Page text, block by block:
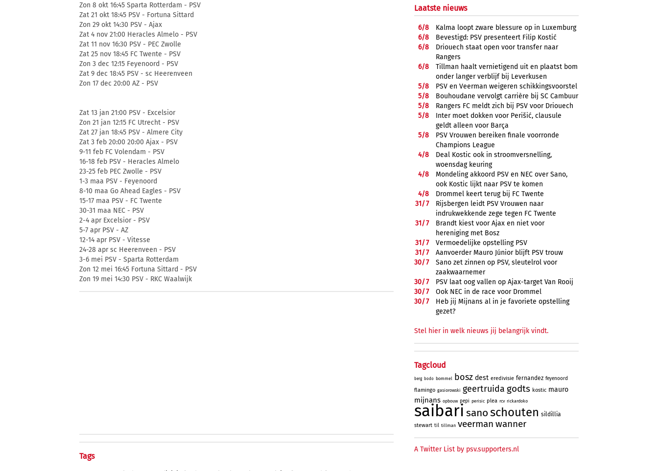
Zon 8 okt 16:45 Sparta Rotterdam - PSV
Zat 21 okt 18:45 PSV - Fortuna Sittard
Zon 29 okt 14:30 PSV - Ajax
Zat 4 nov 21:00 Heracles Almelo - PSV
Zat 11 nov 16:30 PSV - PEC Zwolle
Zat 25 nov 18:45 FC Twente - PSV
Zon 3 dec 12:15 Feyenoord - PSV
Zat 9 dec 18:45 PSV - sc Heerenveen
Zon 17 dec 20:00 AZ - PSV
Zat 13 jan 21:00 PSV - Excelsior
Zon 21 jan 12:15 FC Utrecht - PSV
Zat 27 jan 18:45 PSV - Almere City
Zat 3 feb 20:00 20:00 Ajax - PSV
9-11 feb FC Volendam - PSV
16-18 feb PSV - Heracles Almelo
23-25 feb PEC Zwolle - PSV
1-3 maa PSV - Feyenoord
8-10 maa Go Ahead Eagles - PSV
15-17 maa PSV - FC Twente
30-31 maa NEC - PSV
2-4 apr Excelsior - PSV
5-7 apr PSV - AZ
12-14 apr PSV - Vitesse
24-28 apr sc Heerenveen - PSV
3-6 mei PSV - Sparta Rotterdam
Zon 12 mei 16:45 Fortuna Sittard - PSV
Zon 19 mei 14:30 PSV - RKC Waalwijk
Tags
Laatste nieuws
6/8
Kalma loopt zware blessure op in Luxemburg
6/8
Bevestigd: PSV presenteert Filip Kostić
6/8
Driouech staat open voor transfer naar
Rangers
6/8
Tillman haalt vernietigend uit en plaatst bom
onder langer verblijf bij Leverkusen
5/8
PSV en Veerman weigeren schikkingsvoorstel
5/8
Bouhoudane vervolgt carrière bij SC Cambuur
5/8
Rangers FC meldt zich bij PSV voor Driouech
5/8
Inter moet dokken voor Perišić, clausule
geldt alleen voor Barça
5/8
PSV Vrouwen bereiken finale voorronde
Champions League
4/8
Deal Kostic ook in stroomversnelling,
woensdag keuring
4/8
Mondeling akkoord PSV en NEC over Sano,
ook Kostic lijkt naar PSV te komen
4/8
Drommel keert terug bij FC Twente
31/7
Rijsbergen leidt PSV Vrouwen naar
indrukwekkende zege tegen FC Twente
31/7
Brandt kiest voor Ajax en niet voor
hereniging met Bosz
31/7
Vermoedelijke opstelling PSV
31/7
Aanvoerder Mauro Júnior blijft PSV trouw
30/7
Sano zet zinnen op PSV, sleutelrol voor
zaakwaarnemer
30/7
PSV laat oog vallen op Ajax-target Van Rooij
30/7
Ook NEC in de race voor Drommel
30/7
Heb jij Mijnans al in je favoriete opstelling
gezet?
Stel hier in welk nieuws jij belangrijk vindt.
Tagcloud
berg bodo bommel bosz dest eredivisie fernandez feyenoord
flamingo gasiorowski geertruida godts kostic mauro
mijnans opbouw pepi perisic plea rcv rickardoko
saibari sanoschouten sildillia
stewart til tillman veerman wanner
A Twitter List by psv.supporters.nl